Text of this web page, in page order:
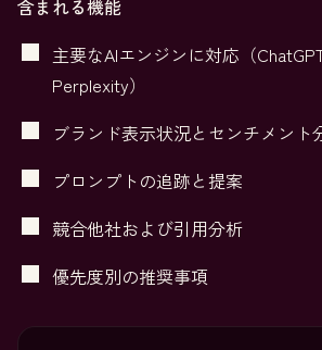
含まれる機能
主要なAIエンジンに対応（ChatGPT
Perplexity）
ブランド表示状況とセンチメント
プロンプトの追跡と提案
競合他社および引用分析
優先度別の推奨事項